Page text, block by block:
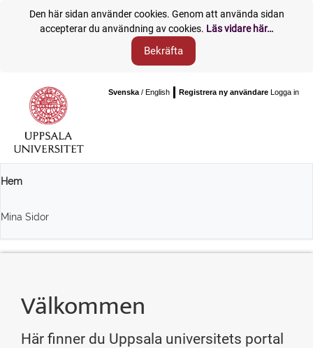
Den här sidan använder cookies. Genom att använda sidan
accepterar du användning av cookies. Läs vidare här…
Svenska / English Registrera ny användare Logga in
Hem
Mina Sidor
Välkommen
Här finner du Uppsala universitets portal